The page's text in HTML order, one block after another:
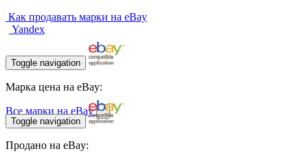
Как продавать марки на eBay
Yandex
Toggle navigation
Марка цена на eBay:
Все марки на eBay
Toggle navigation
Продано на eBay: